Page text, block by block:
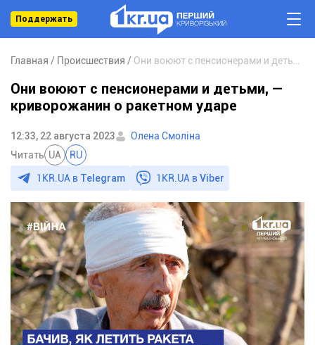
Поддержать
Главная Происшествия
Они воюют с пенсионерами и детьми, —
криворожанин о ракетном ударе
12:33, 22 августа 2023
Олена Смоліна
Читать UA RU
1KR.UA в Telegram 1KR.UA вViber